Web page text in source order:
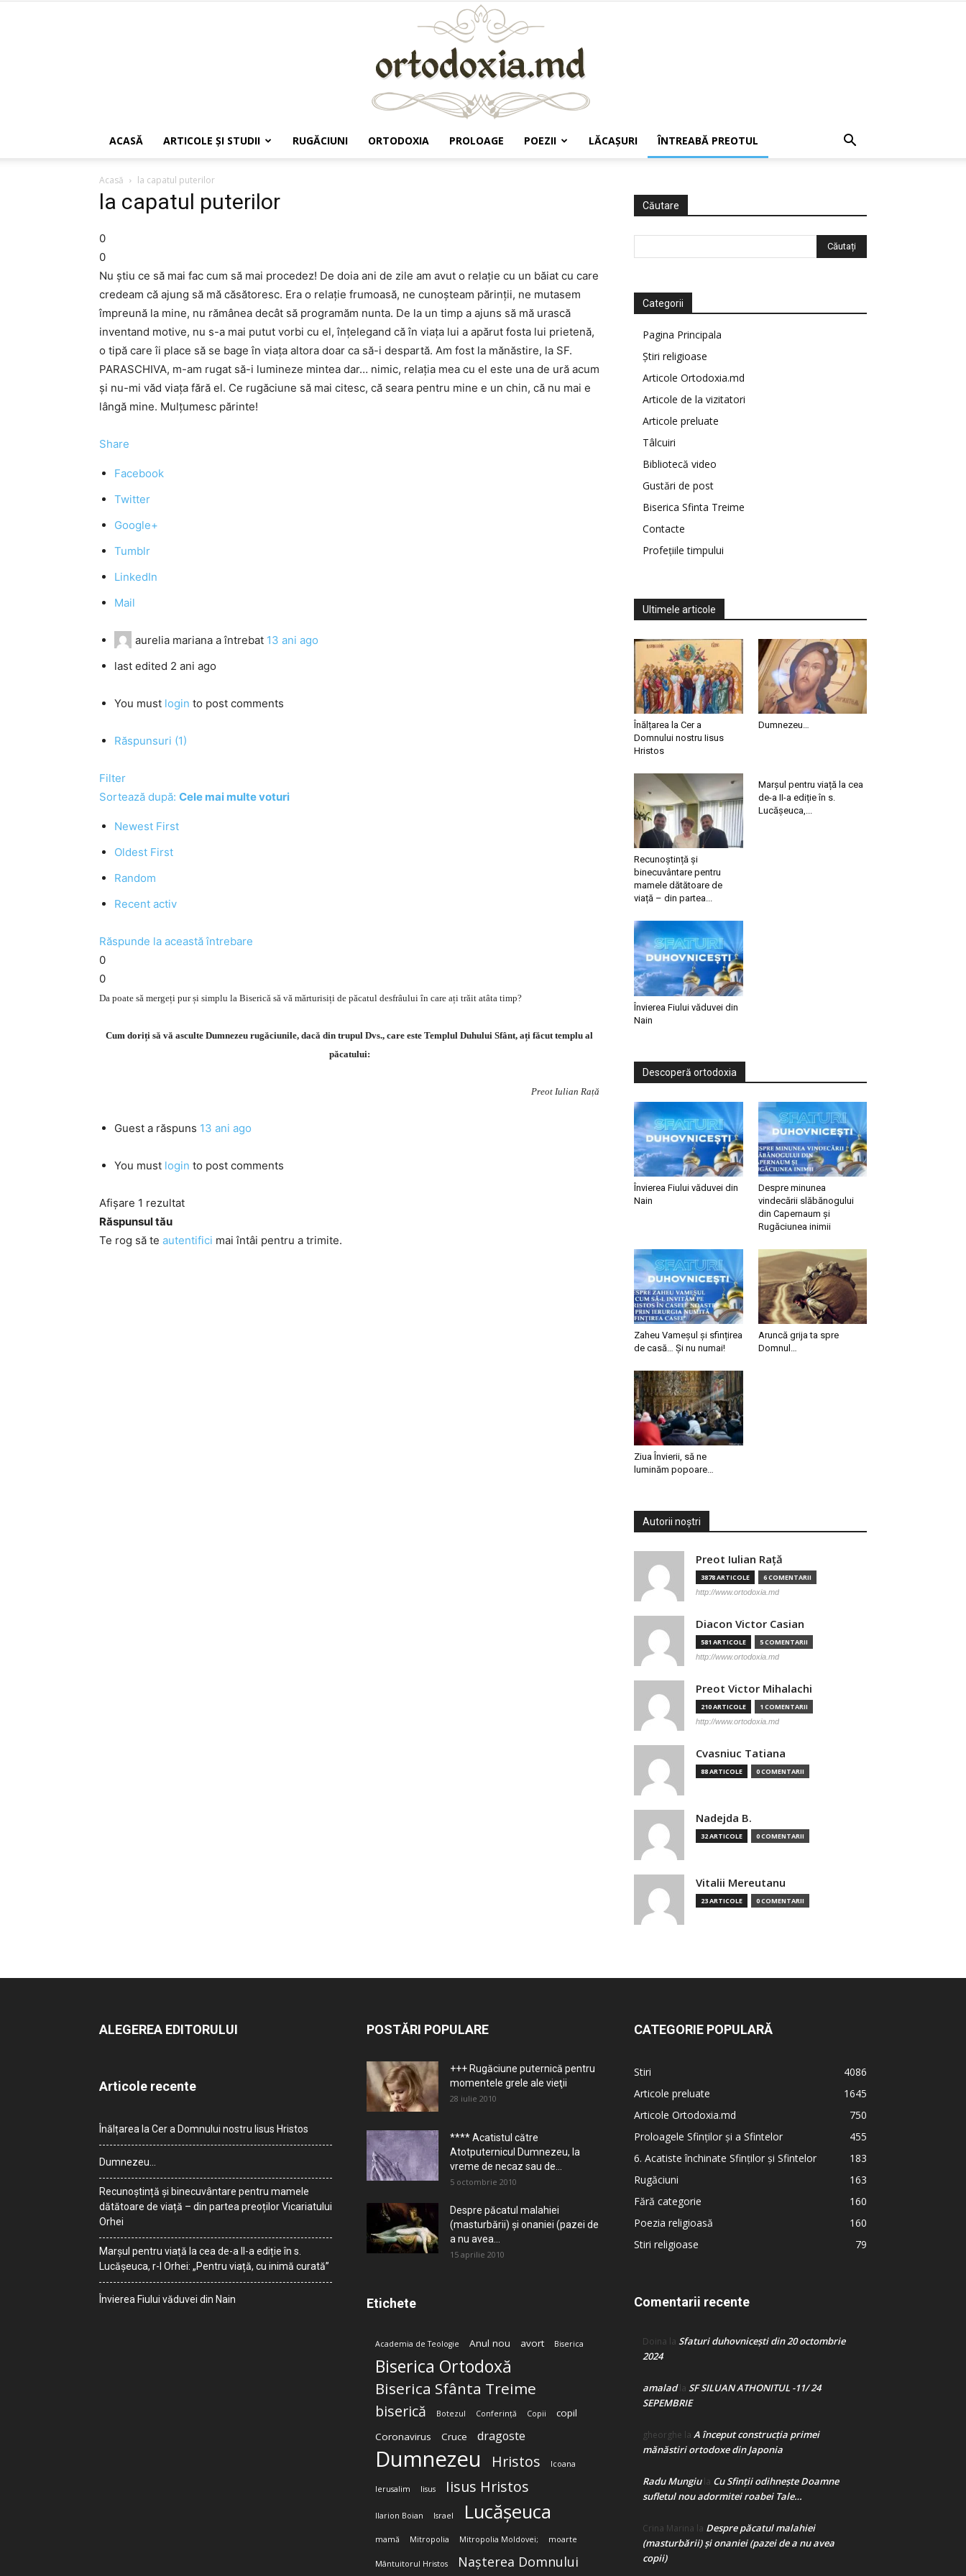
ACASĂ ARTICOLE ŞI STUDII RUGĂCIUNI ORTODOXIA PROLOAGE POEZII LĂCAŞURI ÎNTREABĂ PREOTUL
Acasă la capatul puterilor
la capatul puterilor
0
0
Nu știu ce să mai fac cum să mai procedez! De doia ani de zile am avut o relație cu un băiat cu care
credeam că ajung să mă căsătoresc. Era o relație frumoasă, ne cunoșteam părinții, ne mutasem
împreună la mine, nu rămânea decât să programăm nunta. De la un timp a ajuns să mă urască
inventand motive, nu s-a mai putut vorbi cu el, înțelegand că în viața lui a apărut fosta lui prietenă,
o tipă care îi place să se bage în viața altora doar ca să-i despartă. Am fost la mănăstire, la SF.
PARASCHIVA, m-am rugat să-i lumineze mintea dar… nimic, relația mea cu el este una de ură acum
și nu-mi văd viața fără el. Ce rugăciune să mai citesc, că seara pentru mine e un chin, că nu mai e
lângă mine. Mulțumesc părinte!
Share
Facebook
Twitter
Google+
Tumblr
LinkedIn
Mail
aurelia mariana a întrebat 13 ani ago
last edited 2 ani ago
You must login to post comments
Răspunsuri (1)
Filter
Sortează după: Cele mai multe voturi
Newest First
Oldest First
Random
Recent activ
Răspunde la această întrebare
0
0
Da poate să mergeți pur și simplu la Biserică să vă mărturisiți de păcatul desfrâului în care ați trăit atâta timp?
Cum doriți să vă asculte Dumnezeu rugăciunile, dacă din trupul Dvs., care este Templul Duhului Sfânt, ați făcut templu al
păcatului:
Preot Iulian Rață
Guest a răspuns 13 ani ago
You must login to post comments
Afișare 1 rezultat
Răspunsul tău
Te rog să te autentifici mai întâi pentru a trimite.
Căutare
Categorii
Pagina Principala
Știri religioase
Articole Ortodoxia.md
Articole de la vizitatori
Articole preluate
Tâlcuiri
Bibliotecă video
Gustări de post
Biserica Sfinta Treime
Contacte
Profețiile timpului
Ultimele articole
Înălțarea la Cer a
Domnului nostru Iisus
Hristos
Dumnezeu…
Recunoștință și
binecuvântare pentru
mamele dătătoare de
viață – din partea...
Marșul pentru viață la cea
de-a II-a ediție în s.
Lucășeuca,...
Învierea Fiului văduvei din
Nain
Descoperă ortodoxia
Învierea Fiului văduvei din
Nain
Despre minunea
vindecării slăbănogului
din Capernaum și
Rugăciunea inimii
Zaheu Vameșul și sfințirea
de casă… Și nu numai!
Aruncă grija ta spre
Domnul…
Ziua Învierii, să ne
luminăm popoare…
Autorii noștri
Preot Iulian Raţă
3878 ARTICOLE 6 COMENTARII
http://www.ortodoxia.md
Diacon Victor Casian
581 ARTICOLE 5 COMENTARII
http://www.ortodoxia.md
Preot Victor Mihalachi
210 ARTICOLE 1 COMENTARII
http://www.ortodoxia.md
Cvasniuc Tatiana
88 ARTICOLE 0 COMENTARII
Nadejda B.
32 ARTICOLE 0 COMENTARII
Vitalii Mereutanu
23 ARTICOLE 0 COMENTARII
ALEGEREA EDITORULUI
Articole recente
Înălțarea la Cer a Domnului nostru Iisus Hristos
Dumnezeu…
Recunoștință și binecuvântare pentru mamele
dătătoare de viață – din partea preoților Vicariatului
Orhei
Marșul pentru viață la cea de-a II-a ediție în s.
Lucășeuca, r-l Orhei: „Pentru viață, cu inimă curată”
Învierea Fiului văduvei din Nain
POSTĂRI POPULARE
+++ Rugăciune puternică pentru
momentele grele ale vieţii
28 iulie 2010
**** Acatistul către
Atotputernicul Dumnezeu, la
vreme de necaz sau de...
5 octombrie 2010
Despre păcatul malahiei
(masturbării) şi onaniei (pazei de
a nu avea...
15 aprilie 2010
Etichete
Academia de Teologie Anul nou avort Biserica
Biserica Ortodoxă
Biserica Sfânta Treime
biserică Botezul Conferință Copii
copil
Coronavirus
Cruce dragoste
Dumnezeu Hristos Icoana
Ierusalim Iisus Iisus Hristos
Ilarion Boian Israel Lucășeuca
mamă Mitropolia Mitropolia Moldovei; moarte
Mântuitorul Hristos Nașterea Domnului
CATEGORIE POPULARĂ
Stiri
4086
Articole preluate
1645
Articole Ortodoxia.md
750
Proloagele Sfinților și a Sfintelor
455
6. Acatiste închinate Sfinților și Sfintelor
183
Rugăciuni
163
Fără categorie
160
Poezia religioasă
160
Stiri religioase
79
Comentarii recente
Doina la Sfaturi duhovnicești din 20 octombrie
2024
amaladla SF SILUAN ATHONITUL -11/ 24
SEPEMBRIE
gheorghe la A început construcţia primei
mănăstiri ortodoxe din Japonia
Radu Mungiula Cu Sfinții odihnește Doamne
sufletul nou adormitei roabei Tale…
Crina Marina la Despre păcatul malahiei
(masturbării) şi onaniei (pazei de a nu avea
copii)